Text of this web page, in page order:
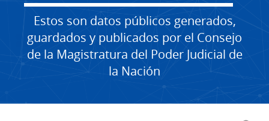
Estos son datos públicos generados,
guardados y publicados por el Consejo
de la Magistratura del Poder Judicial de
la Nación